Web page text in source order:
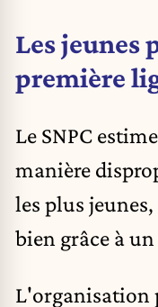
Les jeunes
première
Le SNPC
manière
les plus
bien grâce à
L'organisation